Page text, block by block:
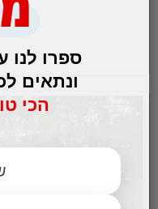
ספרו לנו
ונתאים
הכי